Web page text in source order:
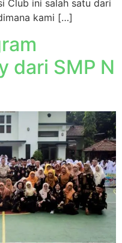
Club ini salah satu dari
kami […]
dari SMP N